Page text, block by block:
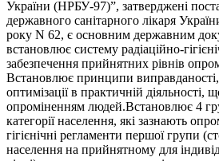
України (НРБУ-97)”, затверджені
державного санітарного лікаря
року N 62, є основним державним
встановлює систему радіаційно-
забезпечення прийнятних рівнів
Встановлює принципи
оптимізації в практичній діяльності,
опроміненням людей.Встановлює 4
категорії населення, які зазнають
гігієнічні регламенти першої групи
населення на прийнятному для